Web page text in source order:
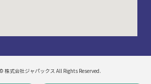
株式会社ジャパックス All Rights Reserved.